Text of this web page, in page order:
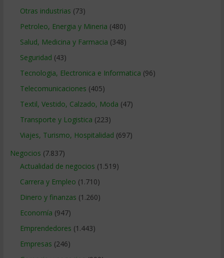
Otras industrias (73)
Petroleo, Energia y Mineria (480)
Salud, Medicina y Farmacia (348)
Seguridad (43)
Tecnologia, Electronica e Informatica (96)
Telecomunicaciones (405)
Textil, Vestido, Calzado, Moda (47)
Transporte y Logistica (223)
Viajes, Turismo, Hospitalidad (697)
Negocios (7.837)
Actualidad de negocios (1.519)
Carrera y Empleo (1.710)
Dinero y finanzas (1.260)
Economía (947)
Emprendedores (1.443)
Empresas (246)